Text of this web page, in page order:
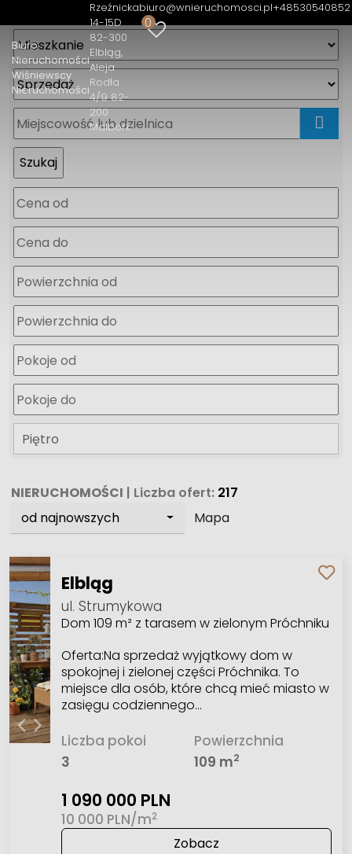
Biuro
Nieruchomości
Wiśniewscy
Nieruchomości
Rzeźnicka
14-15D
82-300
Elbląg
Aleja
Rodła
4/9 82-
200
Malbork
biuro@wnieruchomosci.pl+48530540852
0
Piętro
NIERUCHOMOŚCI | Liczba ofert: 217
od najnowszych
Mapa
Elbląg
ul. Strumykowa
Dom 109 m² z tarasem w zielonym Próchniku
Oferta:Na sprzedaż wyjątkowy dom w
spokojnej i zielonej części Próchnika. To
miejsce dla osób, które chcą mieć miasto w
zasięgu codziennego…
Liczba pokoi
3
Powierzchnia
109 m2
1 090 000 PLN
10 000 PLN/m2
Zobacz